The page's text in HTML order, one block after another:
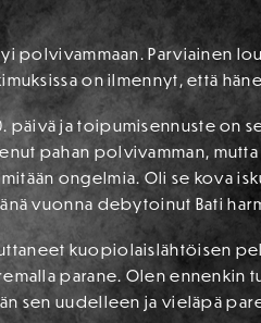
polvivammaan. Parviainen
on ilmennyt, että
päivä ja toipumisennuste on
pahan polvivamman,
ongelmia. Oli se kova
vuonna debytoinut Bati
kuopiolaislähtöisen
parane. Olen
sen uudelleen ja vieläpä